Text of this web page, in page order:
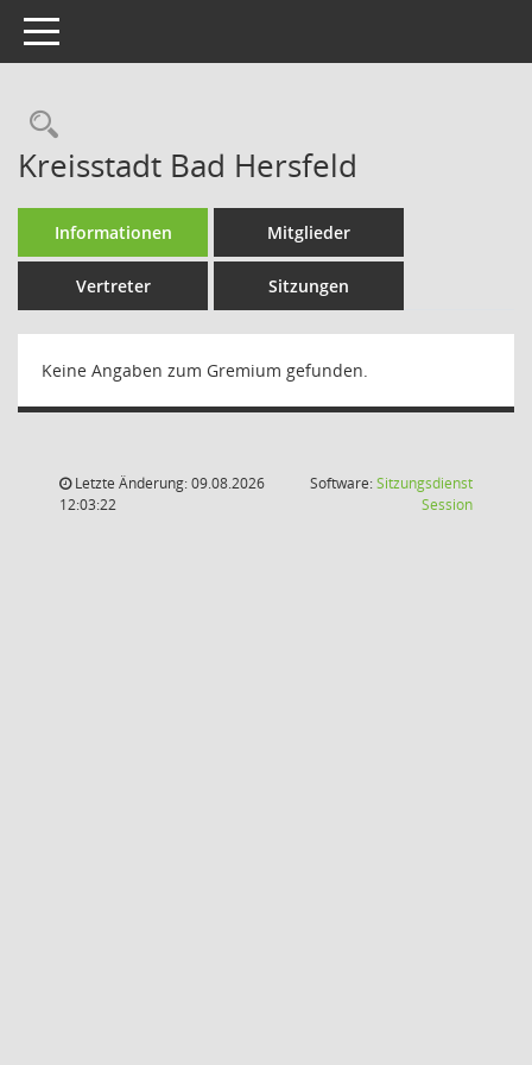
Toggle navigation
Rechercheauswahl
Kreisstadt Bad Hersfeld
Informationen Mitglieder
Vertreter Sitzungen
Keine Angaben zum Gremium gefunden.
Letzte Änderung: 09.08.2026
12:03:22
Software:Sitzungsdienst
Session(Wird in